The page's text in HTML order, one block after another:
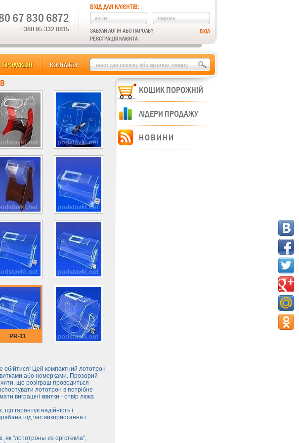
67 830 6872
+380 95 332 8815
ВХІД ДЛЯ КЛІЄНТІВ:
ЗАБУЛИ ЛОГІН АБО ПАРОЛЬ?
РЕЄСТРАЦІЯ КЛІЄНТА
ПРОДУКЦІЯ КОНТАКТИ
обійтися! Цей компактний лототрон
або номерками. Прозорий
що розіграш проводиться
лототрон в потрібне
виграшні квитки - отвір люка
гарантує надійність і
під час використання і
як "лототроны из оргстекла",
PR-11
КОШИК ПОРОЖНІЙ
ЛІДЕРИ ПРОДАЖУ
НОВИНИ